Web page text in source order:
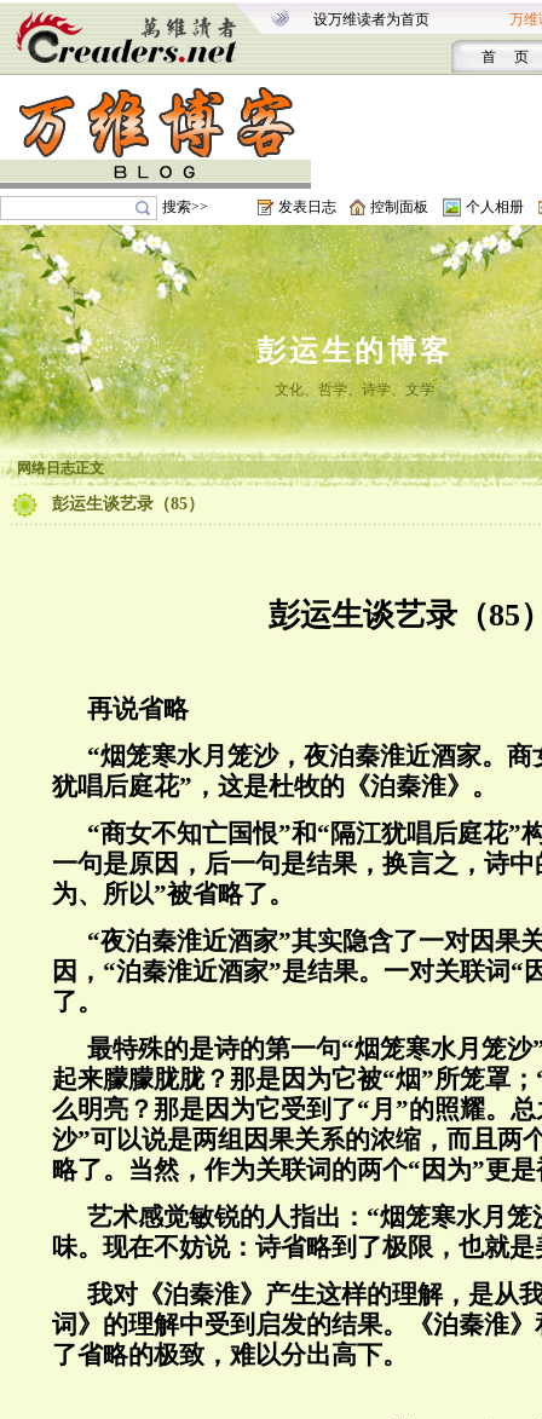
设万维读者为首页 万维
首 页
搜索>> 发表日志 控制面板 个人相册
彭运生的博客
文化、哲学、诗学、文学
网络日志正文
彭运生谈艺录（85）
彭运生谈艺录（85
再说省略
“烟笼寒水月笼沙，夜泊秦淮近酒家。
犹唱后庭花”，这是杜牧的《泊秦淮》。
“商女不知亡国恨”和“隔江犹唱后庭花
一句是原因，后一句是结果，换言之，诗
为、所以”被省略了。
“夜泊秦淮近酒家”其实隐含了一对因果
因，“泊秦淮近酒家”是结果。一对关联词“
了。
最特殊的是诗的第一句“烟笼寒水月笼沙
起来朦朦胧胧？那是因为它被“烟”所笼罩
么明亮？那是因为它受到了“月”的照耀。
沙”可以说是两组因果关系的浓缩，而且两
略了。当然，作为关联词的两个“因为”更
艺术感觉敏锐的人指出：“烟笼寒水月
味。现在不妨说：诗省略到了极限，也就
我对《泊秦淮》产生这样的理解，是从
词》的理解中受到启发的结果。《泊秦淮
了省略的极致，难以分出高下。